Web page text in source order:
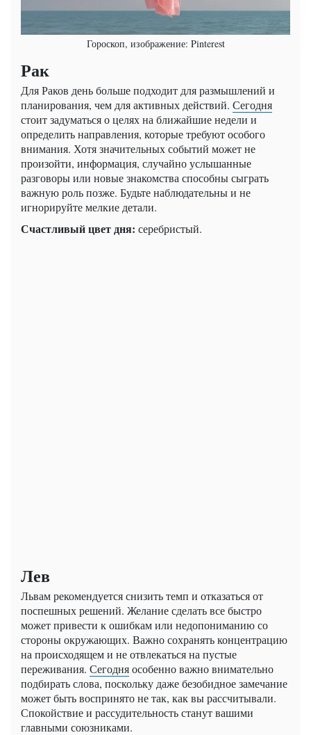
Гороскоп, изображение: Pinterest
Рак
Для Раков день больше подходит для размышлений и
планирования, чем для активных действий. Сегодня
стоит задуматься о целях на ближайшие недели и
определить направления, которые требуют особого
внимания. Хотя значительных событий может не
произойти, информация, случайно услышанные
разговоры или новые знакомства способны сыграть
важную роль позже. Будьте наблюдательны и не
игнорируйте мелкие детали.
Счастливый цвет дня: серебристый.
Лев
Львам рекомендуется снизить темп и отказаться от
поспешных решений. Желание сделать все быстро
может привести к ошибкам или недопониманию со
стороны окружающих. Важно сохранять концентрацию
на происходящем и не отвлекаться на пустые
переживания. Сегодняособенно важно внимательно
подбирать слова, поскольку даже безобидное замечание
может быть воспринято не так, как вы рассчитывали.
Спокойствие и рассудительность станут вашими
главными союзниками.